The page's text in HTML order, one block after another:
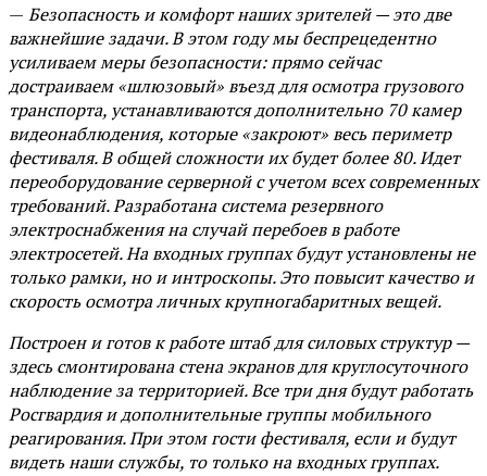
— Безопасность и комфорт наших зрителей — это две
важнейшие задачи. В этом году мы беспрецедентно
усиливаем меры безопасности: прямо сейчас
достраиваем «шлюзовый» въезд для осмотра грузового
транспорта, устанавливаются дополнительно 70 камер
видеонаблюдения, которые «закроют» весь периметр
фестиваля. В общей сложности их будет более 80. Идет
переоборудование серверной с учетом всех современных
требований. Разработана система резервного
электроснабжения на случай перебоев в работе
электросетей. На входных группах будут установлены не
только рамки, но и интроскопы. Это повысит качество и
скорость осмотра личных крупногабаритных вещей.
Построен и готов к работе штаб для силовых структур —
здесь смонтирована стена экранов для круглосуточного
наблюдение за территорией. Все три дня будут работать
Росгвардия и дополнительные группы мобильного
реагирования. При этом гости фестиваля, если и будут
видеть наши службы, то только на входных группах.